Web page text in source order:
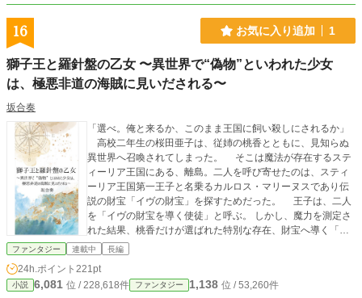
う」 ニヤニヤと恋愛話に首を突っ込む、修道女仲間のティナ。 面白がってから
かってるだけだよ──そんな風に答え、毎度アルヴィンの絡みをいなすエステル
は、修道院生活がさらに普通とかけ離れていくとは思ってもみなかった。
「……話っていうのは、あなたの亡くなったご両親のことなの」 ある日先輩修
道女イルゼから持ちかけられた推測により、とある疑惑が浮上。 調査を進める
中でエステルは様々な関係者と出会い、不信感を募らせる。 さらに、ふと気付
不可解な現状。謎が謎を呼び、エステルの調査を混沌に追いやっていく。 そし
てもう一つ、彼女には大きな疑問が残っていた。それは生まれたばかりの頃に亡
くなった母親の出自が、全く分かっていないこと。 僅かな手がかりから真相を
明かそうとするエステルは、無事に光を見ることができるのか。そして、独身を
貫く修道女と軟派な男の恋模様はいかに──。 (ご都合主義的な緩い設定もあり
ますが、物語としてお楽しみいただけると幸いです)
16 お気に入り追加 1
獅子王と羅針盤の乙女 〜異世界で“偽物”といわれた少女
は、極悪非道の海賊に見いだされる〜
坂合奏
「選べ。俺と来るか、このまま王国に飼い殺しにされるか」
高校二年生の桜田亜子は、従姉の桃香とともに、見知らぬ
異世界へ召喚されてしまった。 そこは魔法が存在するステ
ィーリア王国にある、離島。二人を呼び寄せたのは、スティ
ーリア王国第一王子と名乗るカルロス・マリーヌスであり伝
説の財宝「イヴの財宝」を探すためだった。 王子は、二人
を「イヴの財宝を導く使徒」と呼ぶ。 しかし、魔力を測定さ
れた結果、桃香だけが選ばれた特別な存在、財宝へ導く「使
徒」だと判明する。亜子には何の力もないと判断され、「偽
桃香は使徒としての役目を果たすために、毎日忙しい。孤立
した亜子が古城の浜辺で出会ったのは、片目に傷を持つ男シ
ファンタジー 連載中 長編
24h.ポイント 221pt
小説 6,081 位 / 228,618件 ファンタジー 1,138 位 / 53,260件